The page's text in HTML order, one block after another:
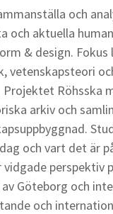
och
och aktuella
& design. Fokus
vetenskapsteori
Röhsska
arkiv och
och vart det är
perspektiv
Göteborg och
och